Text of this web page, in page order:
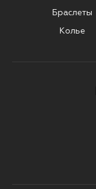
Браслеты
Колье